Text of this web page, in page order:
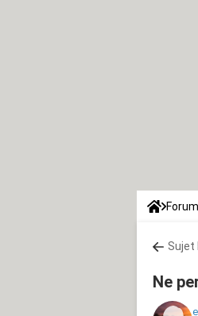
Forum
Sujet
Ne